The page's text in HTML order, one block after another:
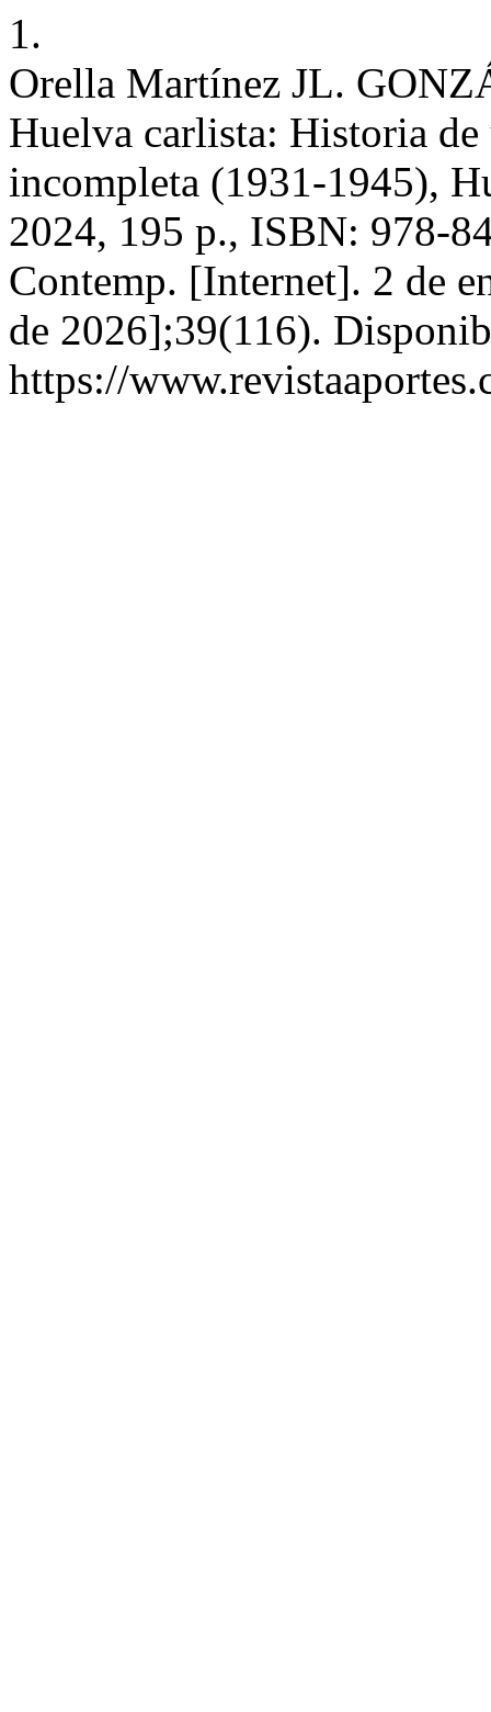
1.
Orella Martínez JL.
Huelva carlista: Historia
incompleta (1931-1945),
2024, 195 p., ISBN: 978-
Contemp. [Internet]. 2 de
de 2026];39(116).
https://